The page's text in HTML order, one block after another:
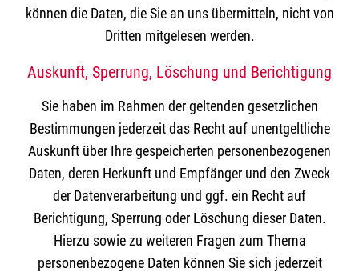
können die Daten, die Sie an uns übermitteln, nicht von
Dritten mitgelesen werden.
Auskunft, Sperrung, Löschung und Berichtigung
Sie haben im Rahmen der geltenden gesetzlichen
Bestimmungen jederzeit das Recht auf unentgeltliche
Auskunft über Ihre gespeicherten personenbezogenen
Daten, deren Herkunft und Empfänger und den Zweck
der Datenverarbeitung und ggf. ein Recht auf
Berichtigung, Sperrung oder Löschung dieser Daten.
Hierzu sowie zu weiteren Fragen zum Thema
personenbezogene Daten können Sie sich jederzeit